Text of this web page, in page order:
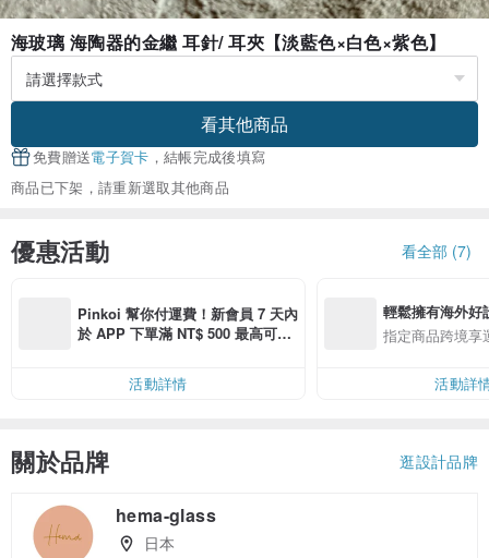
海玻璃 海陶器的金繼 耳針/ 耳夾【淡藍色×白色×紫色】
看其他商品
免費贈送電子賀卡 ，結帳完成後填寫
商品已下架，請重新選取其他商品
優惠活動 看全部 (7)
Pinkoi 幫你付運費！新會員 7 天內
於 APP 下單滿 NT$ 500 最高可折
活動詳情
輕鬆擁有海外好
指定商品跨境享
活動詳
關於品牌 逛設計品牌
hema-glass
日本